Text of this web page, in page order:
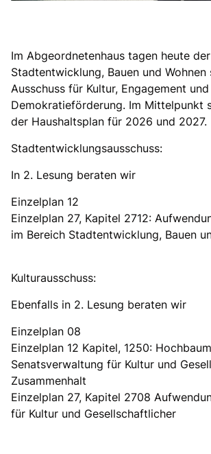
Im Abgeordnetenhaus tagen heute
Stadtentwicklung, Bauen und
Ausschuss für Kultur, Engagement und
Demokratieförderung. Im Mittelpunkt
der Haushaltsplan für 2026 und 2027.
Stadtentwicklungsausschuss:
In 2. Lesung beraten wir
Einzelplan 12
Einzelplan 27, Kapitel 2712:
im Bereich Stadtentwicklung, Bauen
Kulturausschuss:
Ebenfalls in 2. Lesung beraten wir
Einzelplan 08
Einzelplan 12 Kapitel, 1250:
Senatsverwaltung für Kultur und
Zusammenhalt
Einzelplan 27, Kapitel 2708
für Kultur und Gesellschaftlicher